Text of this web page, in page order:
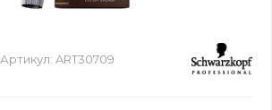
Артикул: ART30709